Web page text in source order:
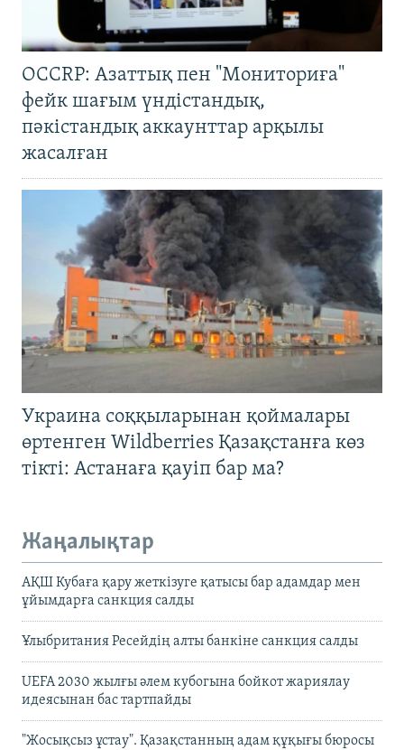
OCCRP: Азаттық пен "Мониториға"
фейк шағым үндістандық,
пәкістандық аккаунттар арқылы
жасалған
Украина соққыларынан қоймалары
өртенген Wildberries Қазақстанға көз
тікті: Астанаға қауіп бар ма?
Жаңалықтар
АҚШ Кубаға қару жеткізуге қатысы бар адамдар мен
ұйымдарға санкция салды
Ұлыбритания Ресейдің алты банкіне санкция салды
UEFA 2030 жылғы әлем кубогына бойкот жариялау
идеясынан бас тартпайды
"Жосықсыз ұстау". Қазақстанның адам құқығы бюросы